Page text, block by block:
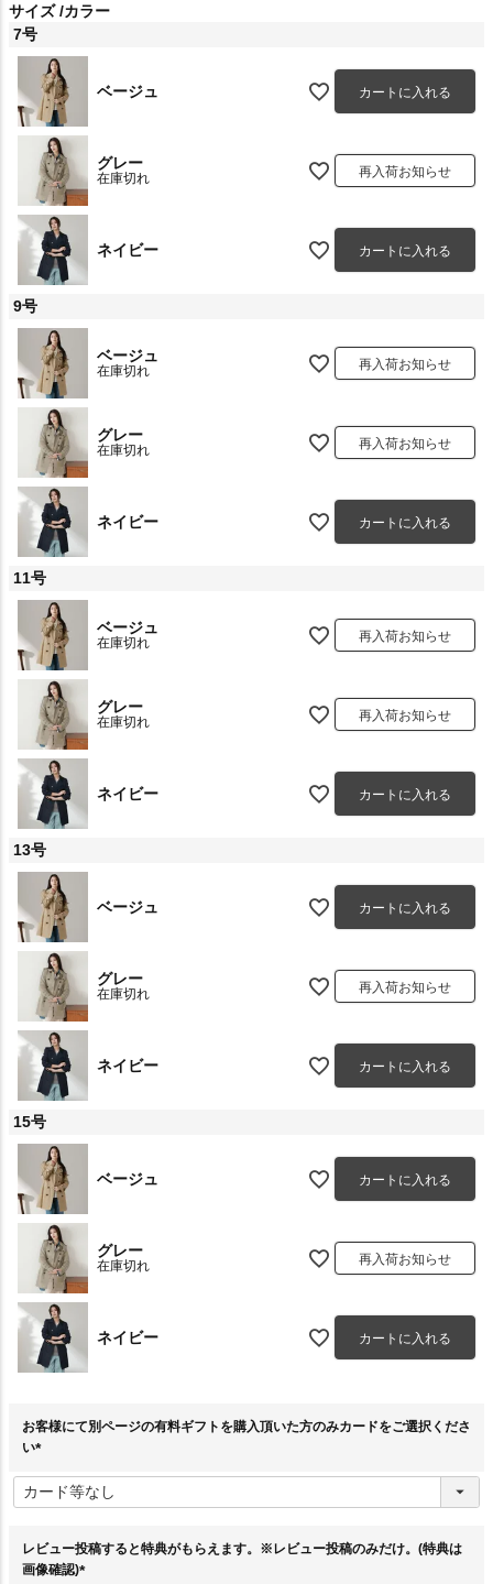
サイズ カラー
7号
ベージュ カートに入れる
グレー
在庫切れ 再入荷お知らせ
ネイビー カートに入れる
9号
ベージュ
在庫切れ 再入荷お知らせ
グレー
在庫切れ 再入荷お知らせ
ネイビー カートに入れる
11号
ベージュ
在庫切れ 再入荷お知らせ
グレー
在庫切れ 再入荷お知らせ
ネイビー カートに入れる
13号
ベージュ カートに入れる
グレー
在庫切れ 再入荷お知らせ
ネイビー カートに入れる
15号
ベージュ カートに入れる
グレー
在庫切れ 再入荷お知らせ
ネイビー カートに入れる
お客様にて別ページの有料ギフトを購入頂いた方のみカードをご選択くださ
い
必
須
レビュー投稿すると特典がもらえます。※レビュー投稿のみだけ。(特典は
画像確認)